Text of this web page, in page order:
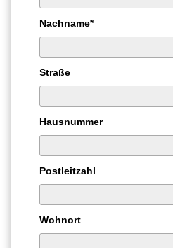
Nachname*
Straße
Hausnummer
Postleitzahl
Wohnort